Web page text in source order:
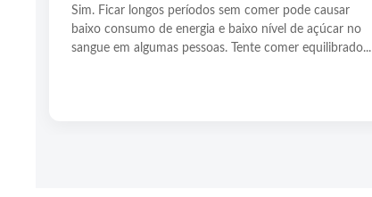
Sim. Ficar longos períodos sem comer pode causar
baixo consumo de energia e baixo nível de açúcar no
sangue em algumas pessoas. Tente comer equilibrado...